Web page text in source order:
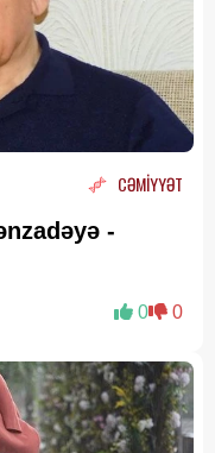
CƏMİYYƏT
-
0 0